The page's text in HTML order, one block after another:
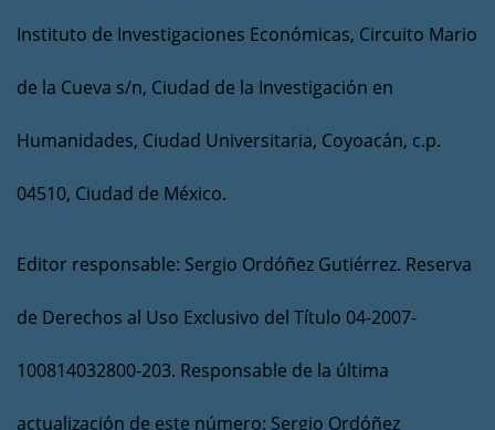
Instituto de Investigaciones Económicas, Circuito Mario
de la Cueva s/n, Ciudad de la Investigación en
Humanidades, Ciudad Universitaria, Coyoacán, c.p.
04510, Ciudad de México.
Editor responsable: Sergio Ordóñez Gutiérrez. Reserva
de Derechos al Uso Exclusivo del Título 04-2007-
100814032800-203. Responsable de la última
actualización de este número: Sergio Ordóñez